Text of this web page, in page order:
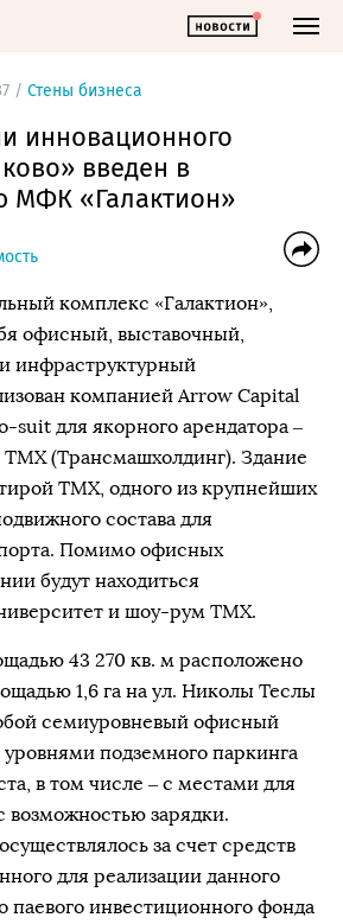
/ Стены бизнеса
инновационного
введен в
МФК «Галактион»
комплекс «Галактион»,
офисный, выставочный,
инфраструктурный
компанией Arrow Capital
suit для якорного арендатора –
(Трансмашхолдинг). Здание
ТМХ, одного из крупнейших
состава для
Помимо офисных
будут находиться
и шоу-рум ТМХ.
43 270 кв. м расположено
1,6 га на ул. Николы Теслы
семиуровневый офисный
подземного паркинга
в том числе – с местами для
возможностью зарядки.
за счет средств
для реализации данного
паевого инвестиционного фонда